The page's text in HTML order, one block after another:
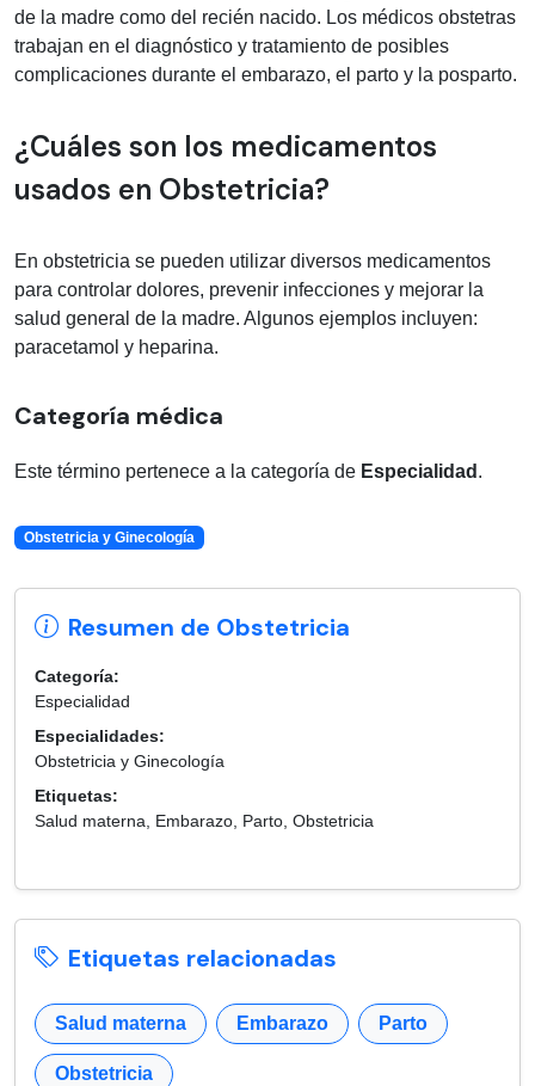
de la madre como del recién nacido. Los médicos obstetras
trabajan en el diagnóstico y tratamiento de posibles
complicaciones durante el embarazo, el parto y la posparto.
¿Cuáles son los medicamentos
usados en Obstetricia?
En obstetricia se pueden utilizar diversos medicamentos
para controlar dolores, prevenir infecciones y mejorar la
salud general de la madre. Algunos ejemplos incluyen:
paracetamol y heparina.
Categoría médica
Este término pertenece a la categoría de Especialidad .
Obstetricia y Ginecología
Resumen de Obstetricia
Categoría:
Especialidad
Especialidades:
Obstetricia y Ginecología
Etiquetas:
Salud materna, Embarazo, Parto, Obstetricia
Etiquetas relacionadas
Salud materna Embarazo Parto
Obstetricia